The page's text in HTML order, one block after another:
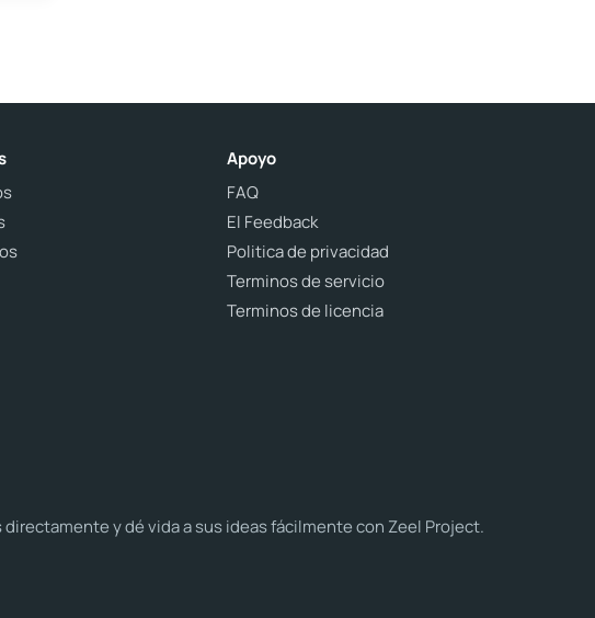
y dé vida a sus ideas fácilmente con Zeel Project.
Apoyo
FAQ
El Feedback
Politica de privacidad
Terminos de servicio
Terminos de licencia